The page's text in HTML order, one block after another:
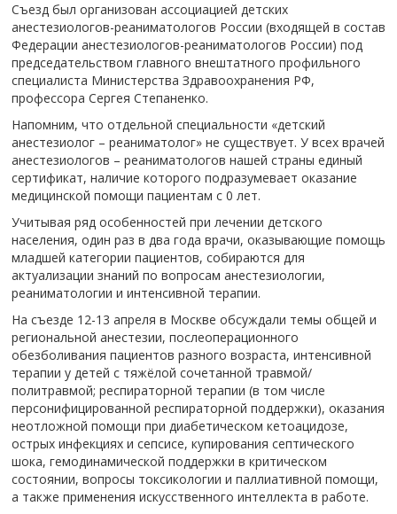
Съезд был организован ассоциацией детских
анестезиологов-реаниматологов России (входящей в состав
Федерации анестезиологов-реаниматологов России) под
председательством главного внештатного профильного
специалиста Министерства Здравоохранения РФ,
профессора Сергея Степаненко.
Напомним, что отдельной специальности «детский
анестезиолог – реаниматолог» не существует. У всех врачей
анестезиологов – реаниматологов нашей страны единый
сертификат, наличие которого подразумевает оказание
медицинской помощи пациентам с 0 лет.
Учитывая ряд особенностей при лечении детского
населения, один раз в два года врачи, оказывающие помощь
младшей категории пациентов, собираются для
актуализации знаний по вопросам анестезиологии,
реаниматологии и интенсивной терапии.
На съезде 12-13 апреля в Москве обсуждали темы общей и
региональной анестезии, послеоперационного
обезболивания пациентов разного возраста, интенсивной
терапии у детей с тяжёлой сочетанной травмой/
политравмой; респираторной терапии (в том числе
персонифицированной респираторной поддержки), оказания
неотложной помощи при диабетическом кетоацидозе,
острых инфекциях и сепсисе, купирования септического
шока, гемодинамической поддержки в критическом
состоянии, вопросы токсикологии и паллиативной помощи,
а также применения искусственного интеллекта в работе.